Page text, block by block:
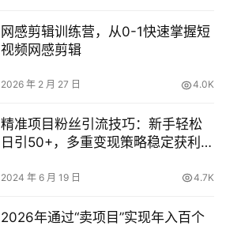
网感剪辑训练营，从0-1快速掌握短
视频网感剪辑
2026 年 2 月 27 日 4.0K
精准项目粉丝引流技巧：新手轻松
日引50+，多重变现策略稳定获利
2024 年 6 月 19 日 4.7K
2026年通过“卖项目”实现年入百个